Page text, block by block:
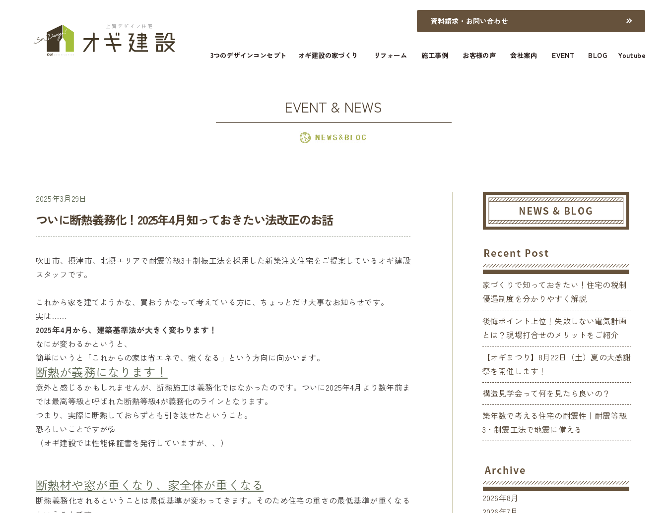
資料請求・お問い合わせ
3つのデザインコンセプト オギ建設の家づくり リフォーム 施工事例 お客様の声 会社案内 EVENT BLOG Youtube
EVENT & NEWS
2025年3月29日
ついに断熱義務化！2025年4月知っておきたい法改正のお話
吹田市、摂津市、北摂エリアで耐震等級3＋制振工法を採用した新築注文住宅をご提案しているオギ建設
スタッフです。
これから家を建てようかな、買おうかなって考えている方に、ちょっとだけ大事なお知らせです。
実は……
2025年4月から、建築基準法が大きく変わります！
なにが変わるかというと、
簡単にいうと「これからの家は省エネで、強くなる」という方向に向かいます。
断熱が義務になります！
意外と感じるかもしれませんが、断熱施工は義務化ではなかったのです。ついに2025年4月より数年前ま
では最高等級と呼ばれた断熱等級4が義務化のラインとなります。
つまり、実際に断熱しておらずとも引き渡せたということ。
恐ろしいことですが💦
（オギ建設では性能保証書を発行していますが、、）
断熱材や窓が重くなり、家全体が重くなる
断熱義務化されるということは最低基準が変わってきます。そのため住宅の重さの最低基準が重くなる
家づくりで知っておきたい！住宅の税制
優遇制度を分かりやすく解説
後悔ポイント上位！失敗しない電気計画
とは？現場打合せのメリットをご紹介
【オギまつり】8月22日（土）夏の大感謝
祭を開催します！
構造見学会って何を見たら良いの？
築年数で考える住宅の耐震性｜耐震等級
3・制震工法で地震に備える
2026年8月